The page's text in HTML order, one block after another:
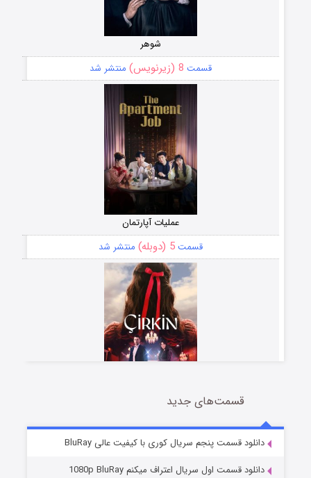
شوهر
قسمت 8 (زیرنویس) منتشر شد
عملیات آپارتمان
قسمت5 (دوبله) منتشر شد
سریال زشت
قسمت2 (زیرنویس) منتشر شد
قسمت‌های جدید
دانلود قسمت پنجم سریال کوری با کیفیت عالی BluRay
دانلود قسمت اول سریال اعتراف میکنم 1080p BluRay